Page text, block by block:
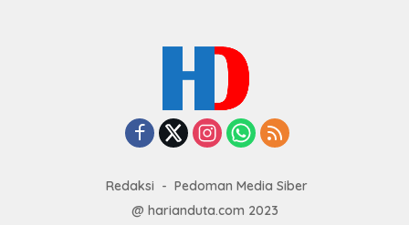
Redaksi
Pedoman Media Siber
@ harianduta.com 2023